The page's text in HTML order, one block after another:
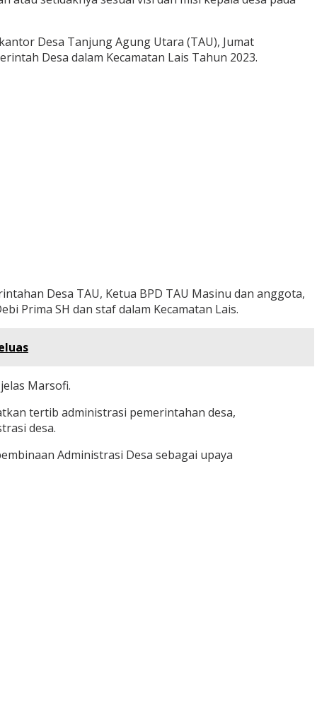
Desa Tanjung Agung Utara (TAU), Jumat
Desa dalam Kecamatan Lais Tahun 2023.
Desa TAU, Ketua BPD TAU Masinu dan anggota,
Prima SH dan staf dalam Kecamatan Lais.
Marsofi.
tertib administrasi pemerintahan desa,
desa.
Administrasi Desa sebagai upaya